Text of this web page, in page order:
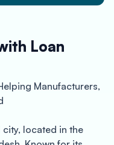
Loan
Manufacturers,
located in the